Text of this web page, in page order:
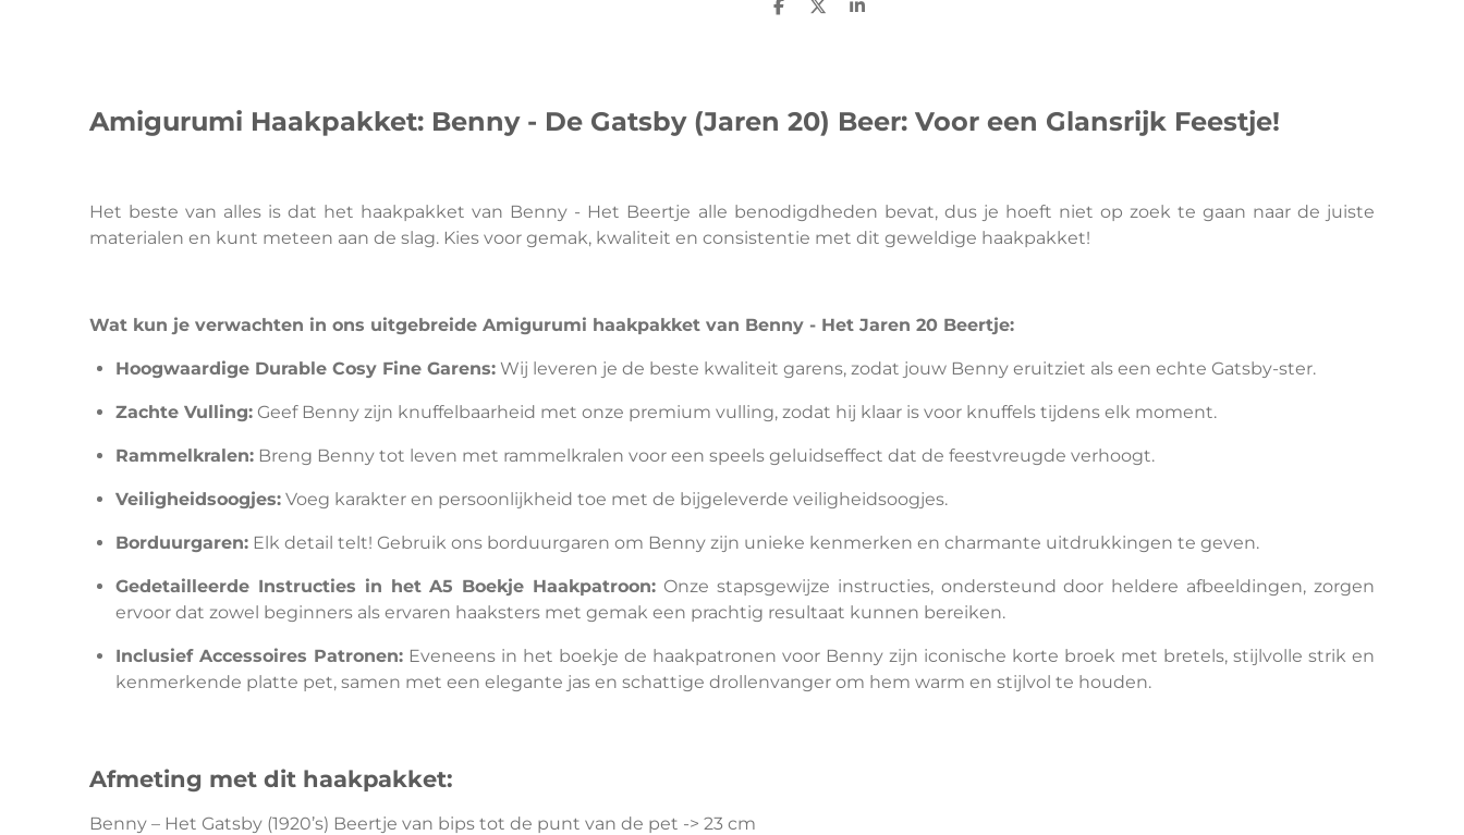
D
D
S
Amigurumi Haakpakket: Benny - De Gatsby (Jaren 20) Beer: Voor een Glansrijk Feestje!
Het beste van alles is dat het haakpakket van Benny - Het Beertje alle benodigdheden bevat, dus je hoeft niet op zoek te gaan naar de juiste
materialen en kunt meteen aan de slag. Kies voor gemak, kwaliteit en consistentie met dit geweldige haakpakket!
Wat kun je verwachten in ons uitgebreide Amigurumi haakpakket van Benny - Het Jaren 20 Beertje:
Hoogwaardige Durable Cosy Fine Garens: Wij leveren je de beste kwaliteit garens, zodat jouw Benny eruitziet als een echte Gatsby-ster.
Zachte Vulling: Geef Benny zijn knuffelbaarheid met onze premium vulling, zodat hij klaar is voor knuffels tijdens elk moment.
Rammelkralen: Breng Benny tot leven met rammelkralen voor een speels geluidseffect dat de feestvreugde verhoogt.
Veiligheidsoogjes: Voeg karakter en persoonlijkheid toe met de bijgeleverde veiligheidsoogjes.
Borduurgaren: Elk detail telt! Gebruik ons borduurgaren om Benny zijn unieke kenmerken en charmante uitdrukkingen te geven.
Gedetailleerde Instructies in het A5 Boekje Haakpatroon: Onze stapsgewijze instructies, ondersteund door heldere afbeeldingen, zorgen
ervoor dat zowel beginners als ervaren haaksters met gemak een prachtig resultaat kunnen bereiken.
Inclusief Accessoires Patronen: Eveneens in het boekje de haakpatronen voor Benny zijn iconische korte broek met bretels, stijlvolle strik en
kenmerkende platte pet, samen met een elegante jas en schattige drollenvanger om hem warm en stijlvol te houden.
Afmeting met dit haakpakket:
Benny – Het Gatsby (1920’s) Beertje van bips tot de punt van de pet -> 23 cm